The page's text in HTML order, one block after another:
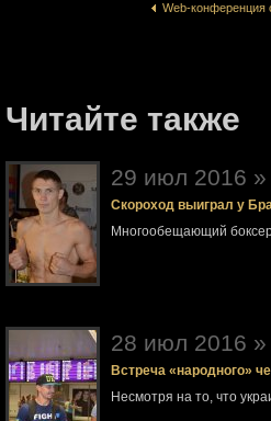
Web-конференция
Читайте также
29 июл 2016 »
Скороход выиграл у
Многообещающий боксер
28 июл 2016 »
Встреча «народного»
Несмотря на то, что